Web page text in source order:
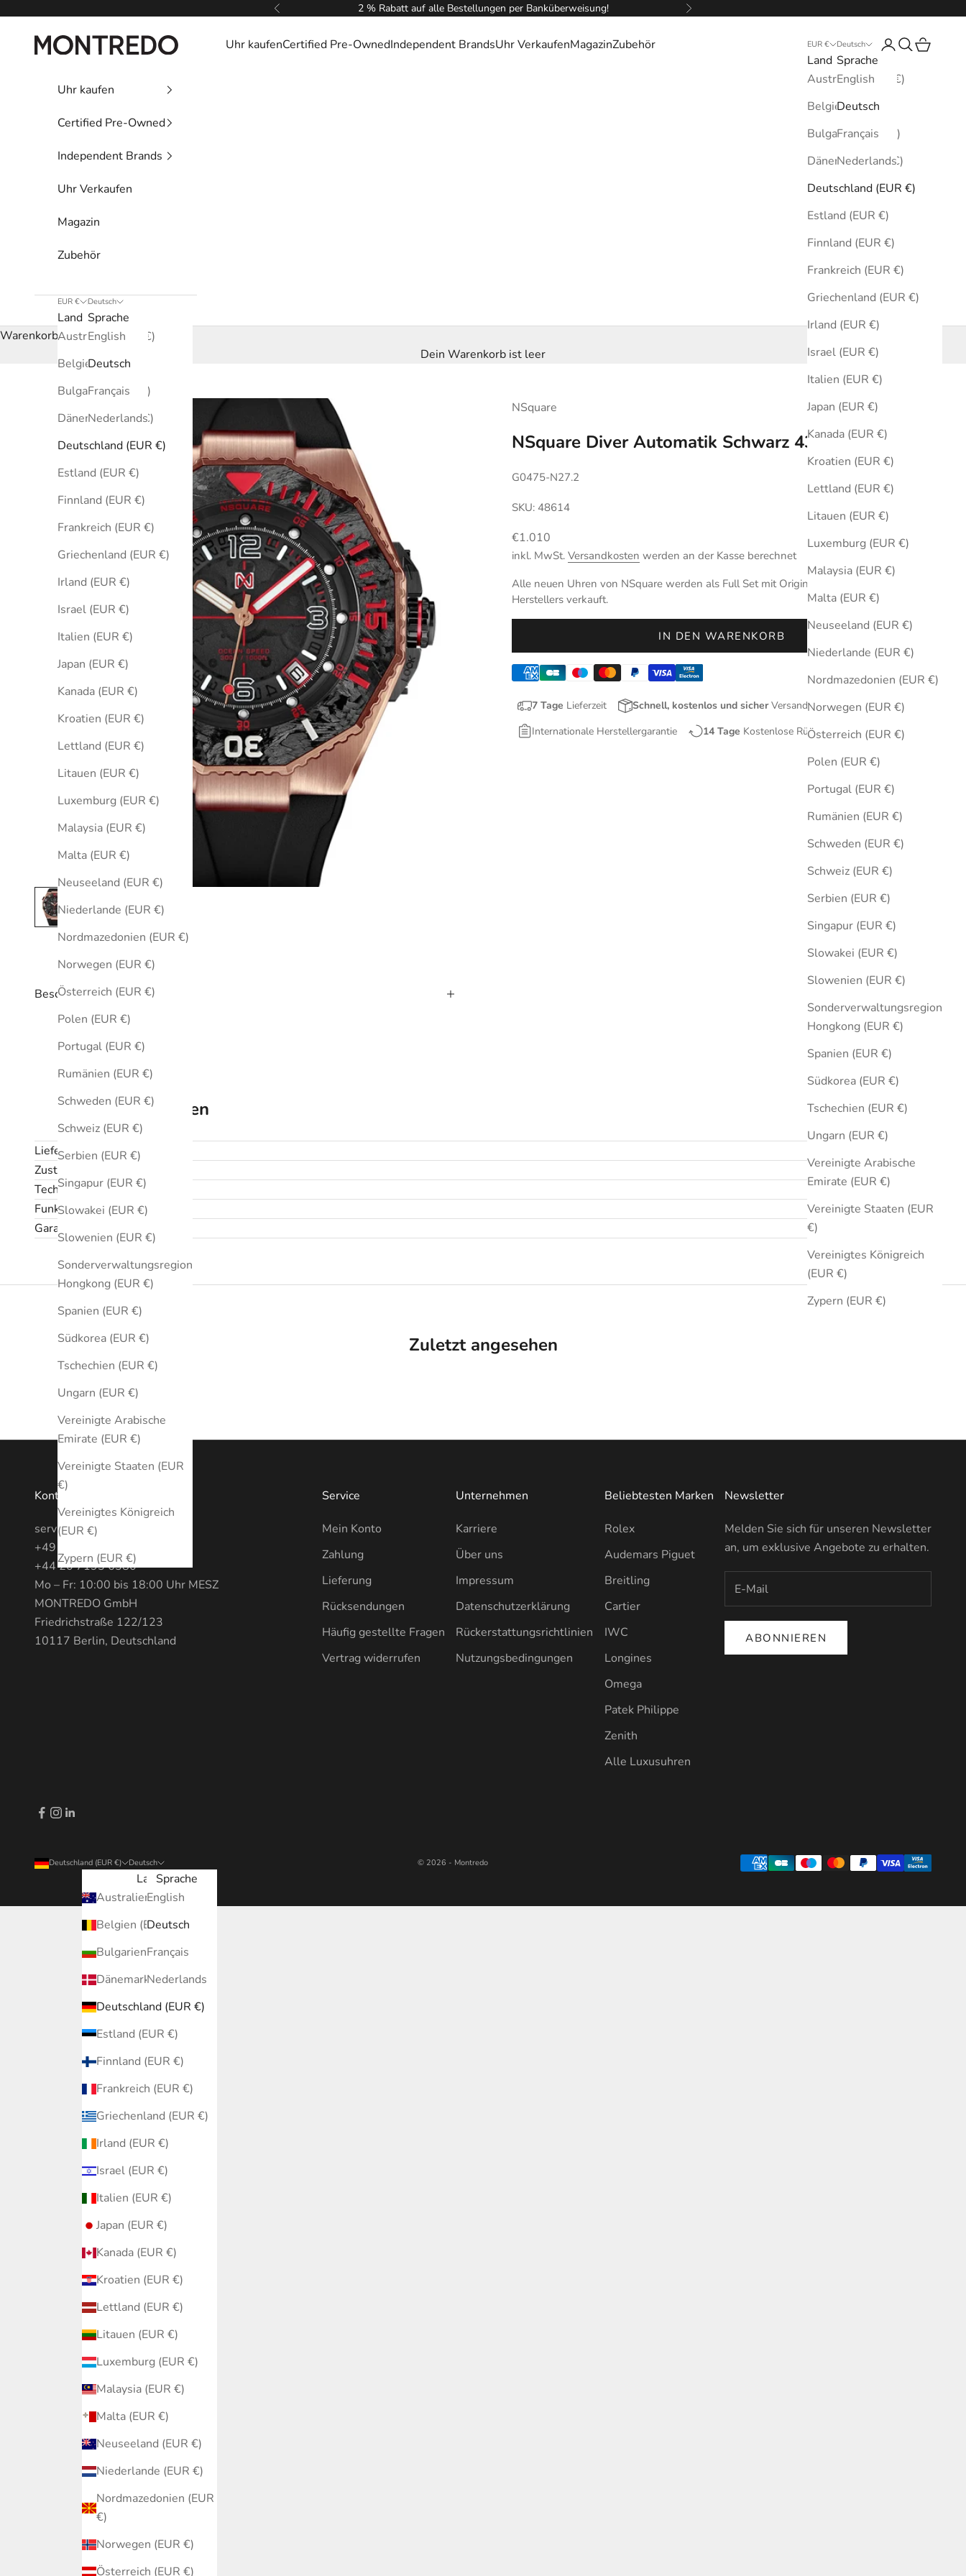
Zurück 2 % Rabatt auf alle Bestellungen per Banküberweisung! Vor
Montredo Uhr kaufenCertified Pre-OwnedIndependent BrandsUhr VerkaufenMagazinZubehör EUR €
Land
Australien (EUR €)
Belgien (EUR €)
Bulgarien (EUR €)
Dänemark (EUR €)
Deutschland (EUR €)
Estland (EUR €)
Finnland (EUR €)
Frankreich (EUR €)
Griechenland (EUR €)
Irland (EUR €)
Israel (EUR €)
Italien (EUR €)
Japan (EUR €)
Kanada (EUR €)
Kroatien (EUR €)
Lettland (EUR €)
Litauen (EUR €)
Luxemburg (EUR €)
Malaysia (EUR €)
Malta (EUR €)
Neuseeland (EUR €)
Niederlande (EUR €)
Nordmazedonien (EUR €)
Norwegen (EUR €)
Österreich (EUR €)
Polen (EUR €)
Portugal (EUR €)
Rumänien (EUR €)
Schweden (EUR €)
Schweiz (EUR €)
Serbien (EUR €)
Singapur (EUR €)
Slowakei (EUR €)
Slowenien (EUR €)
Sonderverwaltungsregion
Hongkong (EUR €)
Spanien (EUR €)
Südkorea (EUR €)
Tschechien (EUR €)
Ungarn (EUR €)
Vereinigte Arabische
Emirate (EUR €)
Vereinigte Staaten (EUR
€)
Vereinigtes Königreich
(EUR €)
Zypern (EUR €)
Deutsch
Sprache
English
Deutsch
Français
Nederlands
Anmelden
Suchen
Uhr kaufen
Certified Pre-Owned
Independent Brands
Uhr Verkaufen
Magazin
Zubehör
EUR €
Land
Australien (EUR €)
Belgien (EUR €)
Bulgarien (EUR €)
Dänemark (EUR €)
Deutschland (EUR €)
Estland (EUR €)
Finnland (EUR €)
Frankreich (EUR €)
Griechenland (EUR €)
Irland (EUR €)
Israel (EUR €)
Italien (EUR €)
Japan (EUR €)
Kanada (EUR €)
Kroatien (EUR €)
Lettland (EUR €)
Litauen (EUR €)
Luxemburg (EUR €)
Malaysia (EUR €)
Malta (EUR €)
Neuseeland (EUR €)
Niederlande (EUR €)
Nordmazedonien (EUR €)
Norwegen (EUR €)
Österreich (EUR €)
Polen (EUR €)
Portugal (EUR €)
Rumänien (EUR €)
Schweden (EUR €)
Schweiz (EUR €)
Serbien (EUR €)
Singapur (EUR €)
Slowakei (EUR €)
Slowenien (EUR €)
Sonderverwaltungsregion
Hongkong (EUR €)
Spanien (EUR €)
Südkorea (EUR €)
Tschechien (EUR €)
Ungarn (EUR €)
Vereinigte Arabische
Emirate (EUR €)
Vereinigte Staaten (EUR
€)
Vereinigtes Königreich
(EUR €)
Zypern (EUR €)
Deutsch
Sprache
English
Deutsch
Français
Nederlands
Warenkorb
Dein Warenkorb ist leer
NSquare
NSquare Diver Automatik Schwarz 43 mm
G0475-N27.2
SKU: 48614
Angebot
€1.010
inkl. MwSt. Versandkosten werden an der Kasse berechnet
Alle neuen Uhren von NSquare werden als Full Set mit Originalbox und Zertifikat des
Herstellers verkauft.
IN DEN WARENKORB
7 Tage Lieferzeit Schnell, kostenlos und sicherVersand
Internationale Herstellergarantie
14 Tage Kostenlose Rücksendungen
Beschreibung
Technische Daten
Lieferumfang
Zustand
Technische Daten
Funktionen
Garantie und Rückgabe
Zuletzt angesehen
Kontakt
service@MONTREDO.com
+49 (0) 3028886470
+44 20 7193 6380
Mo – Fr: 10:00 bis 18:00 Uhr MESZ
MONTREDO GmbH
Friedrichstraße 122/123
10117 Berlin, Deutschland
Service
Mein Konto
Zahlung
Lieferung
Rücksendungen
Häufig gestellte Fragen
Vertrag widerrufen
Unternehmen
Karriere
Über uns
Impressum
Datenschutzerklärung
Rückerstattungsrichtlinien
Nutzungsbedingungen
Beliebtesten Marken
Rolex
Audemars Piguet
Breitling
Cartier
IWC
Longines
Omega
Patek Philippe
Zenith
Alle Luxusuhren
Newsletter
Melden Sie sich für unseren Newsletter
an, um exklusive Angebote zu erhalten.
ABONNIEREN
Deutschland (EUR €)
Land
Australien (EUR €)
Belgien (EUR €)
Bulgarien (EUR €)
Dänemark (EUR €)
Deutschland (EUR €)
Estland (EUR €)
Finnland (EUR €)
Frankreich (EUR €)
Griechenland (EUR €)
Irland (EUR €)
Israel (EUR €)
Italien (EUR €)
Japan (EUR €)
Kanada (EUR €)
Kroatien (EUR €)
Lettland (EUR €)
Litauen (EUR €)
Luxemburg (EUR €)
Malaysia (EUR €)
Malta (EUR €)
Neuseeland (EUR €)
Niederlande (EUR €)
Nordmazedonien (EUR
€)
Norwegen (EUR €)
Österreich (EUR €)
Deutsch
Sprache
English
Deutsch
Français
Nederlands
© 2026 - Montredo